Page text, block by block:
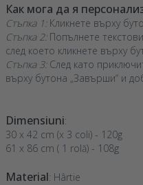
Как мога да я
Стъпка 1: Кликнете върху
Стъпка 2: Попълнете
след което кликнете върху
Стъпка 3: След като
върху бутона „Завърши“ и
Dimensiuni:
30 x 42 cm (x 3 coli) - 120g
61 x 86 cm ( 1 rolă) - 108g
Material: Hârtie